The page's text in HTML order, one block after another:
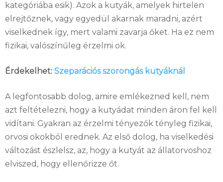
kategóriába esik). Azok a kutyák, amelyek hirtelen
elrejtőznek, vagy egyedül akarnak maradni, azért
viselkednek így, mert valami zavarja őket. Ha ez nem
fizikai, valószínűleg érzelmi ok.
Érdekelhet: Szeparációs szorongás kutyáknál
A legfontosabb dolog, amire emlékezned kell, nem
azt feltételezni, hogy a kutyádat minden áron fel kell
vidítani. Gyakran az érzelmi tényezők tényleg fizikai,
orvosi okokból erednek. Az első dolog, ha viselkedési
változást észlelsz, az, hogy a kutyát az állatorvoshoz
elviszed, hogy ellenőrizze őt.